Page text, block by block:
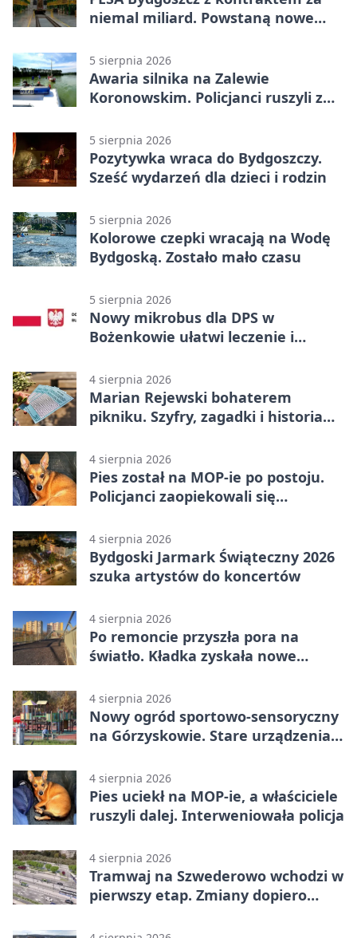
niemal miliard. Powstaną nowe
5 sierpnia 2026
Awaria silnika na Zalewie
Koronowskim. Policjanci ruszyli z
5 sierpnia 2026
Pozytywka wraca do Bydgoszczy.
Sześć wydarzeń dla dzieci i rodzin
5 sierpnia 2026
Kolorowe czepki wracają na Wodę
Bydgoską. Zostało mało czasu
5 sierpnia 2026
Nowy mikrobus dla DPS w
Bożenkowie ułatwi leczenie i
4 sierpnia 2026
Marian Rejewski bohaterem
pikniku. Szyfry, zagadki i historia
4 sierpnia 2026
Pies został na MOP-ie po postoju.
Policjanci zaopiekowali się
4 sierpnia 2026
Bydgoski Jarmark Świąteczny 2026
szuka artystów do koncertów
4 sierpnia 2026
Po remoncie przyszła pora na
światło. Kładka zyskała nowe
4 sierpnia 2026
Nowy ogród sportowo-sensoryczny
na Górzyskowie. Stare urządzenia
4 sierpnia 2026
Pies uciekł na MOP-ie, a właściciele
ruszyli dalej. Interweniowała policja
4 sierpnia 2026
Tramwaj na Szwederowo wchodzi w
pierwszy etap. Zmiany dopiero